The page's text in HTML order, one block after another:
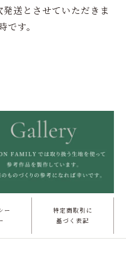
送とさせていただきま
す。
ー
特定商取引に
基づく表記